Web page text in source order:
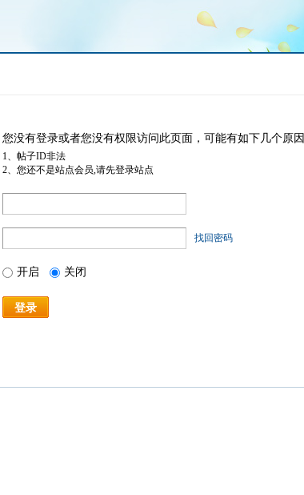
您没有登录或者您没有权限访问此页面，可能有如下几个原因
1、帖子ID非法
2、您还不是站点会员,请先登录站点
找回密码
开启 关闭
登录